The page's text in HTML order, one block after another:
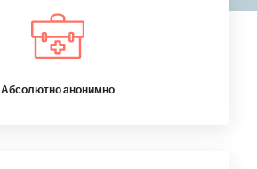
Абсолютно анонимно